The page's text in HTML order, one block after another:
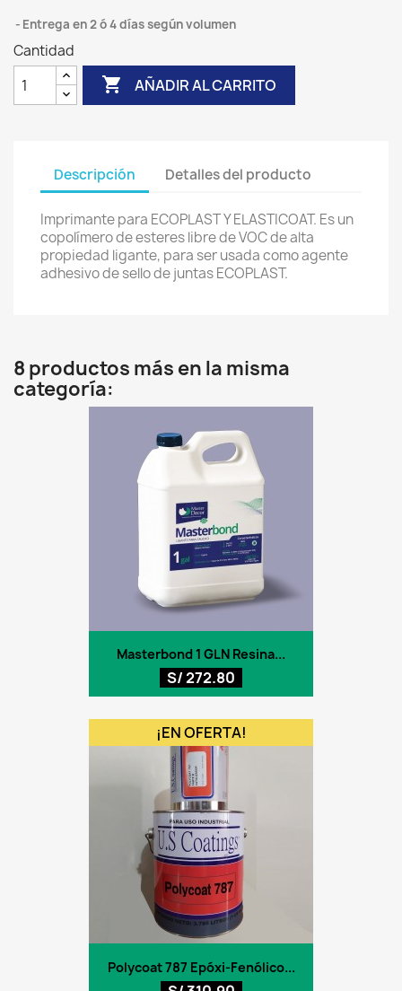
Entrega en 2 ó 4 días según volumen
Cantidad
 AÑADIR AL CARRITO
Descripción Detalles del producto
Imprimante para ECOPLAST Y ELASTICOAT. Es un
copolímero de esteres libre de VOC de alta
propiedad ligante, para ser usada como agente
adhesivo de sello de juntas ECOPLAST.
8 productos más en la misma
categoría:
Masterbond 1 GLN Resina...
S/ 272.80
Polycoat 787 Epóxi-Fenólico...
¡EN OFERTA!